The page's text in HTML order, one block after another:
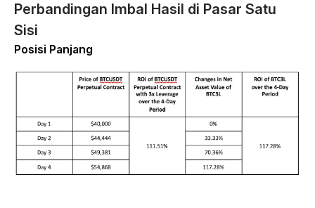
Perbandingan Imbal Hasil di Pasar Satu
Sisi
Posisi Panjang